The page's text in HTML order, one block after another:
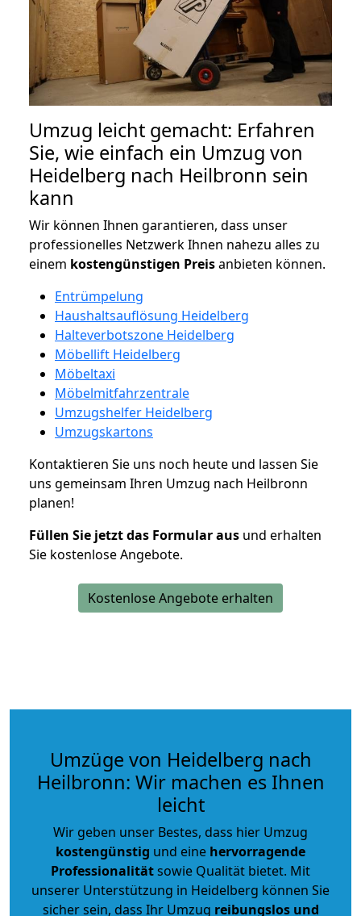
Umzug leicht gemacht: Erfahren
Sie, wie einfach ein Umzug von
Heidelberg nach Heilbronn sein
kann
Wir können Ihnen garantieren, dass unser
professionelles Netzwerk Ihnen nahezu alles zu
einem kostengünstigen Preisanbieten können.
Entrümpelung
Haushaltsauflösung Heidelberg
Halteverbotszone Heidelberg
Möbellift Heidelberg
Möbeltaxi
Möbelmitfahrzentrale
Umzugshelfer Heidelberg
Umzugskartons
Kontaktieren Sie uns noch heute und lassen Sie
uns gemeinsam Ihren Umzug nach Heilbronn
planen!
Füllen Sie jetzt das Formular aus und erhalten
Sie kostenlose Angebote.
Kostenlose Angebote erhalten
Umzüge von Heidelberg nach
Heilbronn: Wir machen es Ihnen
leicht
Wir geben unser Bestes, dass hier Umzug
kostengünstig und eine hervorragende
Professionalitätsowie Qualität bietet. Mit
unserer Unterstützung in Heidelberg können Sie
sicher sein, dass Ihr Umzug reibungslos und